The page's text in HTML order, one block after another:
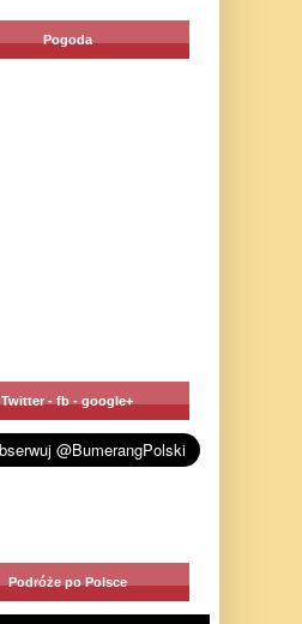
Pogoda
Twitter - fb - google+
Podróże po Polsce